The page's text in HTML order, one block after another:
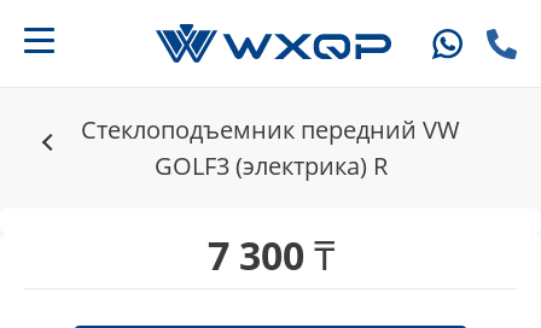
Стеклоподъемник передний VW
GOLF3 (электрика) R
7 300 ₸